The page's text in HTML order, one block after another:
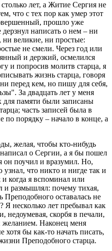
лет, а Житие Сергия не
что с тех пор как умер этот
прошло уже
написать о нем – ни
великие, ни простые:
не смели. Через год или
и дерзкий, осмелился
и попросив молитв старца, я
жизнь старца, говоря
перед кем, но пишу для себя,
За двадцать лет у меня
для памяти были записаны
часть записей была в
по порядку – начало в конце, а
желая, чтобы кто-нибудь
о Сергии, а я бы пошел
он поучил и вразумил. Но,
что никто и нигде так и
и когда я вспоминал или
и размышлял: почему тихая,
Преподобного оставалась не
Я несколько лет пребывал как
недоумевая, скорбя в печали,
Наконец меня
бы как-то начать писать,
Преподобного старца.